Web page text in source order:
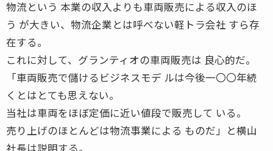
物流という 本業の収入よりも車両販売による収入のほ
う が大きい、物流企業とは呼べない軽トラ会社 すら存
在する。
これに対して、グランティオの車両販売は 良心的だ。
「車両販売で儲けるビジネスモデ ルは今後一〇〇年続
くとはとても思えない。
当社は車両をほぼ定価に近い値段で販売して いる。
売り上げのほとんどは物流事業による ものだ」と横山
社長は説明する。